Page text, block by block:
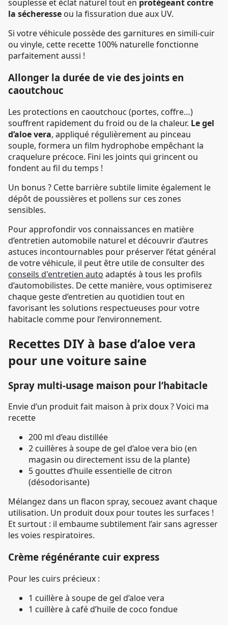
souplesse et éclat naturel tout en protégeant contre
la sécheresse ou la fissuration due aux UV.
Si votre véhicule possède des garnitures en simili-cuir
ou vinyle, cette recette 100% naturelle fonctionne
parfaitement aussi !
Allonger la durée de vie des joints en
caoutchouc
Les protections en caoutchouc (portes, coffre…)
souffrent rapidement du froid ou de la chaleur. Le gel
d’aloe vera, appliqué régulièrement au pinceau
souple, formera un film hydrophobe empêchant la
craquelure précoce. Fini les joints qui grincent ou
fondent au fil du temps !
Un bonus ? Cette barrière subtile limite également le
dépôt de poussières et pollens sur ces zones
sensibles.
Pour approfondir vos connaissances en matière
d’entretien automobile naturel et découvrir d’autres
astuces incontournables pour préserver l’état général
de votre véhicule, il peut être utile de consulter des
conseils d'entretien auto adaptés à tous les profils
d’automobilistes. De cette manière, vous optimiserez
chaque geste d’entretien au quotidien tout en
favorisant les solutions respectueuses pour votre
habitacle comme pour l’environnement.
Recettes DIY à base d’aloe vera
pour une voiture saine
Spray multi-usage maison pour l’habitacle
Envie d’un produit fait maison à prix doux ? Voici ma
recette
200 ml d’eau distillée
2 cuillères à soupe de gel d’aloe vera bio (en
magasin ou directement issu de la plante)
5 gouttes d’huile essentielle de citron
(désodorisante)
Mélangez dans un flacon spray, secouez avant chaque
utilisation. Un produit doux pour toutes les surfaces !
Et surtout : il embaume subtilement l’air sans agresser
les voies respiratoires.
Crème régénérante cuir express
Pour les cuirs précieux :
1 cuillère à soupe de gel d’aloe vera
1 cuillère à café d’huile de coco fondue